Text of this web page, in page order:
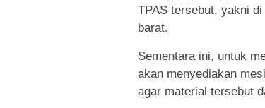
TPAS tersebut, yakni
barat.
Sementara ini, untuk
akan menyediakan
agar material tersebut